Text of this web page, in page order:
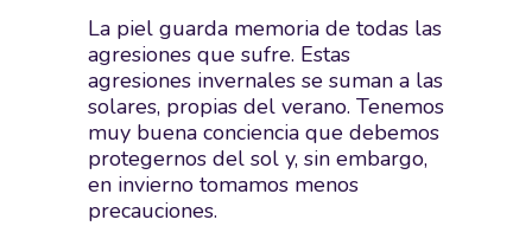
La piel guarda memoria de todas las
agresiones que sufre. Estas
agresiones invernales se suman a las
solares, propias del verano. Tenemos
muy buena conciencia que debemos
protegernos del sol y, sin embargo,
en invierno tomamos menos
precauciones.